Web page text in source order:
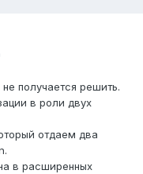
получается решить.
в роли двух
отдаем два
в расширенных